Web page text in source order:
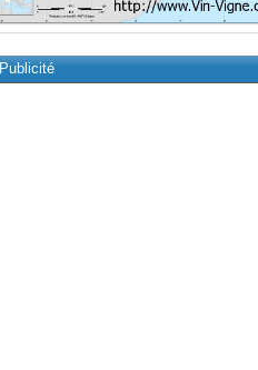
Publicité